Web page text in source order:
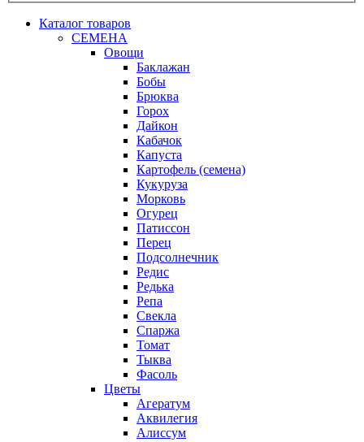
Каталог товаров
СЕМЕНА
Овощи
Баклажан
Бобы
Брюква
Горох
Дайкон
Кабачок
Капуста
Картофель (семена)
Кукуруза
Морковь
Огурец
Патиссон
Перец
Подсолнечник
Редис
Редька
Репа
Свекла
Спаржа
Томат
Тыква
Фасоль
Цветы
Агератум
Аквилегия
Алиссум